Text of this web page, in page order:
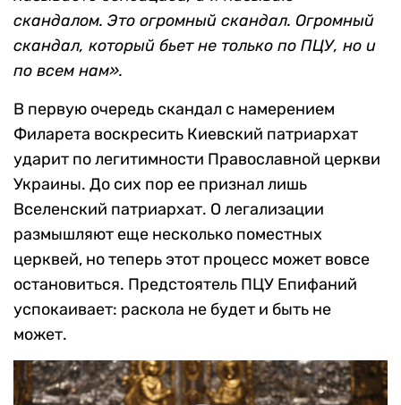
скандалом. Это огромный скандал. Огромный
скандал, который бьет не только по ПЦУ, но и
по всем нам».
В первую очередь скандал с намерением
Филарета воскресить Киевский патриархат
ударит по легитимности Православной церкви
Украины. До сих пор ее признал лишь
Вселенский патриархат. О легализации
размышляют еще несколько поместных
церквей, но теперь этот процесс может вовсе
остановиться. Предстоятель ПЦУ Епифаний
успокаивает: раскола не будет и быть не
может.